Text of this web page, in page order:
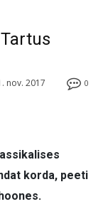
0
nov. 2017
korda, peeti